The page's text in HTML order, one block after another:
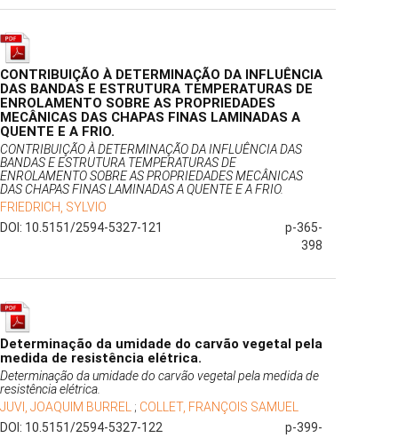
CONTRIBUIÇÃO À DETERMINAÇÃO DA INFLUÊNCIA
DAS BANDAS E ESTRUTURA TEMPERATURAS DE
ENROLAMENTO SOBRE AS PROPRIEDADES
MECÂNICAS DAS CHAPAS FINAS LAMINADAS A
QUENTE E A FRIO.
CONTRIBUIÇÃO À DETERMINAÇÃO DA INFLUÊNCIA DAS
BANDAS E ESTRUTURA TEMPERATURAS DE
ENROLAMENTO SOBRE AS PROPRIEDADES MECÂNICAS
DAS CHAPAS FINAS LAMINADAS A QUENTE E A FRIO.
FRIEDRICH, SYLVIO
DOI: 10.5151/2594-5327-121
p-365-
398
Determinação da umidade do carvão vegetal pela
medida de resistência elétrica.
Determinação da umidade do carvão vegetal pela medida de
resistência elétrica.
JUVI, JOAQUIM BURREL ; COLLET, FRANÇOIS SAMUEL
DOI: 10.5151/2594-5327-122
p-399-